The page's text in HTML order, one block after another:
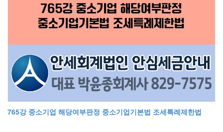
765강 중소기업 해당여부판정 중소기업기본법 조세특례제한법